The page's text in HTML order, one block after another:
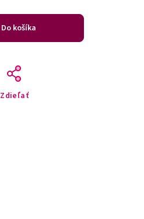
Do košíka
Zdieľať